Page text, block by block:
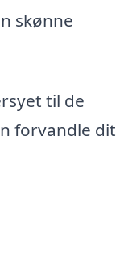
skønne
til de
forvandle dit